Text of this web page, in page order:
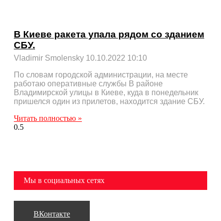
В Киеве ракета упала рядом со зданием
СБУ.
Vladimir Smolensky 10.10.2022 10:10
По словам городской администрации, на месте
работаю оперативные службы В районе
Владимирской улицы в Киеве, куда в понедельник
пришелся один из прилетов, находится здание СБУ.
Читать полностью »
Мы в социальных сетях
ВКонтакте